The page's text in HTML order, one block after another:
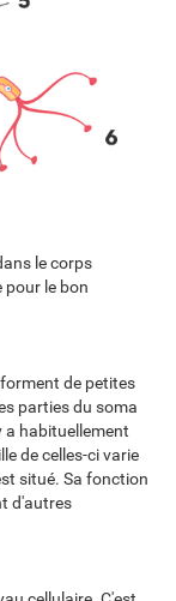
le corps
pour le bon
de petites
parties du soma
a habituellement
de celles-ci varie
situé. Sa fonction
d'autres